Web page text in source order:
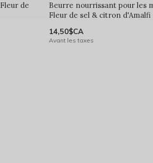
de
Beurre nourrissant pour les
Fleur de sel & citron d'Amalfi
14,50$CA
Avant les taxes